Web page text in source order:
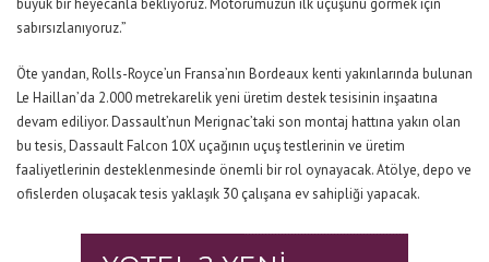
büyük bir heyecanla bekliyoruz. Motorumuzun ilk uçuşunu görmek için
sabırsızlanıyoruz.”
Öte yandan, Rolls-Royce’un Fransa’nın Bordeaux kenti yakınlarında bulunan
Le Haillan’da 2.000 metrekarelik yeni üretim destek tesisinin inşaatına
devam ediliyor. Dassault’nun Merignac’taki son montaj hattına yakın olan
bu tesis, Dassault Falcon 10X uçağının uçuş testlerinin ve üretim
faaliyetlerinin desteklenmesinde önemli bir rol oynayacak. Atölye, depo ve
ofislerden oluşacak tesis yaklaşık 30 çalışana ev sahipliği yapacak.